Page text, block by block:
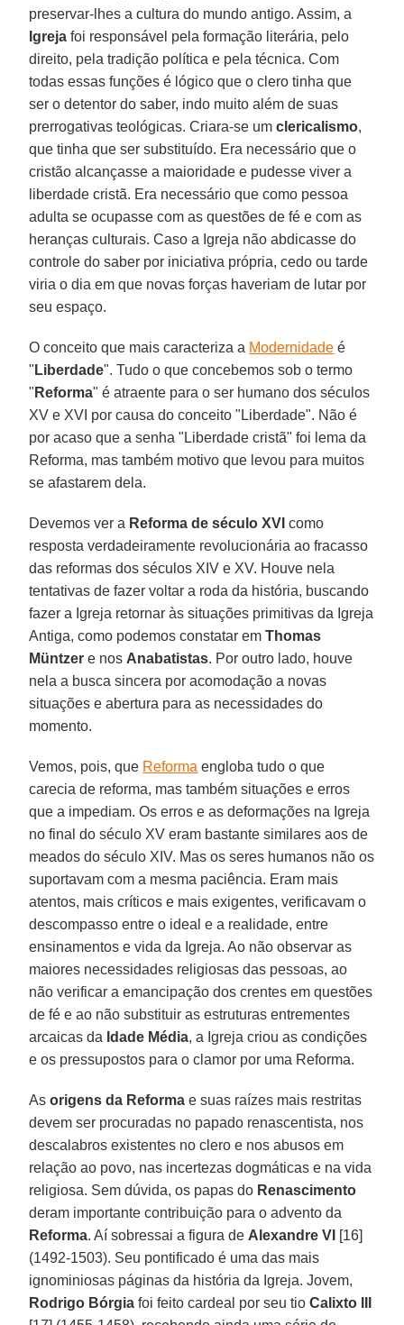
preservar-lhes a cultura do mundo antigo. Assim, a
Igreja foi responsável pela formação literária, pelo
direito, pela tradição política e pela técnica. Com
todas essas funções é lógico que o clero tinha que
ser o detentor do saber, indo muito além de suas
prerrogativas teológicas. Criara-se umclericalismo,
que tinha que ser substituído. Era necessário que o
cristão alcançasse a maioridade e pudesse viver a
liberdade cristã. Era necessário que como pessoa
adulta se ocupasse com as questões de fé e com as
heranças culturais. Caso a Igreja não abdicasse do
controle do saber por iniciativa própria, cedo ou tarde
viria o dia em que novas forças haveriam de lutar por
seu espaço.
O conceito que mais caracteriza a Modernidade é
" Liberdade". Tudo o que concebemos sob o termo
" Reforma" é atraente para o ser humano dos séculos
XV e XVI por causa do conceito "Liberdade". Não é
por acaso que a senha "Liberdade cristã" foi lema da
Reforma, mas também motivo que levou para muitos
se afastarem dela.
Devemos ver a Reforma de século XVI como
resposta verdadeiramente revolucionária ao fracasso
das reformas dos séculos XIV e XV. Houve nela
tentativas de fazer voltar a roda da história, buscando
fazer a Igreja retornar às situações primitivas da Igreja
Antiga, como podemos constatar emThomas
Müntzer e nos Anabatistas. Por outro lado, houve
nela a busca sincera por acomodação a novas
situações e abertura para as necessidades do
momento.
Vemos, pois, que Reforma engloba tudo o que
carecia de reforma, mas também situações e erros
que a impediam. Os erros e as deformações na Igreja
no final do século XV eram bastante similares aos de
meados do século XIV. Mas os seres humanos não os
suportavam com a mesma paciência. Eram mais
atentos, mais críticos e mais exigentes, verificavam o
descompasso entre o ideal e a realidade, entre
ensinamentos e vida da Igreja. Ao não observar as
maiores necessidades religiosas das pessoas, ao
não verificar a emancipação dos crentes em questões
de fé e ao não substituir as estruturas entrementes
arcaicas da Idade Média, a Igreja criou as condições
e os pressupostos para o clamor por uma Reforma.
As origens da Reforma e suas raízes mais restritas
devem ser procuradas no papado renascentista, nos
descalabros existentes no clero e nos abusos em
relação ao povo, nas incertezas dogmáticas e na vida
religiosa. Sem dúvida, os papas do Renascimento
deram importante contribuição para o advento da
Reforma. Aí sobressai a figura de Alexandre VI [16]
(1492-1503). Seu pontificado é uma das mais
ignominiosas páginas da história da Igreja. Jovem,
Rodrigo Bórgia foi feito cardeal por seu tioCalixto III